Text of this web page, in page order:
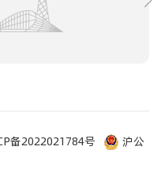
备2022021784号
沪公